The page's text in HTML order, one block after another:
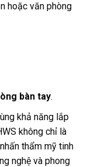
hoặc văn phòng
bàn tay.
khả năng lắp
không chỉ là
thẩm mỹ tinh
nghệ và phong